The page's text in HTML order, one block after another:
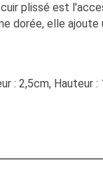
plissé est
dorée, elle
: 2,5cm, Hauteur